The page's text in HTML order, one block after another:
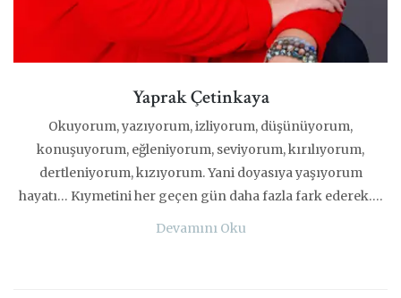
Yaprak Çetinkaya
Okuyorum, yazıyorum, izliyorum, düşünüyorum,
konuşuyorum, eğleniyorum, seviyorum, kırılıyorum,
dertleniyorum, kızıyorum. Yani doyasıya yaşıyorum
hayatı… Kıymetini her geçen gün daha fazla fark ederek….
Devamını Oku